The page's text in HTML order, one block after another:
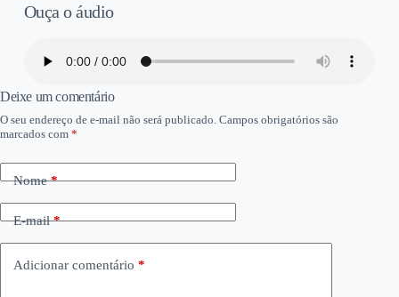
Ouça o áudio
Deixe um comentário
O seu endereço de e-mail não será publicado. Campos obrigatórios são
marcados com *
Nome*
E-mail*
Adicionar comentário *